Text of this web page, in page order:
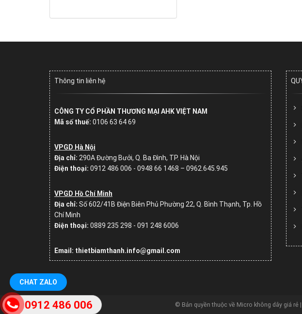
Thông tin liên hệ
CÔNG TY CỔ PHẦN THƯƠNG MẠI AHK VIỆT NAM
Mã số thuế: 0106 63 64 69
VPGD Hà Nội
Địa chỉ: 290A Đường Bưởi, Q. Ba Đình, TP. Hà Nội
Điện thoại: 0912 486 006 - 0948 66 1468 – 0962.645.945
VPGD Hồ Chí Minh
Địa chỉ: Số602/41B Điện Biên Phủ Phường 22, Q. Bình Thạnh, Tp. Hồ
Chí Minh
Điện thoại: 0889 235 298 - 091 248 6006
Email: thietbiamthanh.info@gmail.com
© Bản quyền thuộc về Micro không dây giá rẻ
CHAT ZALO
0912 486 006